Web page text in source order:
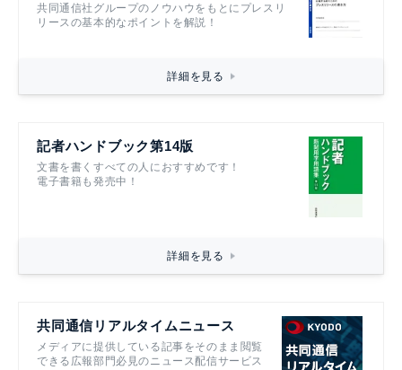
共同通信社グループのノウハウをもとにプレスリ
リースの基本的なポイントを解説！
詳細を見る
記者ハンドブック第14版
文書を書くすべての人におすすめです！
電子書籍も発売中！
詳細を見る
共同通信リアルタイムニュース
メディアに提供している記事をそのまま閲覧
できる広報部門必見のニュース配信サービス